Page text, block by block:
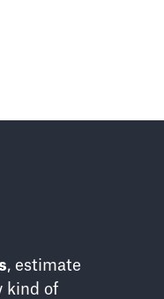
, estimate
kind of